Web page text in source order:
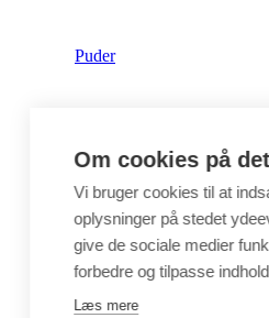
Puder
Crepepapir
Hobby
Om cookies på
Vi bruger cookies til at
oplysninger på stedet
give de sociale medier
forbedre og tilpasse
Læs mere